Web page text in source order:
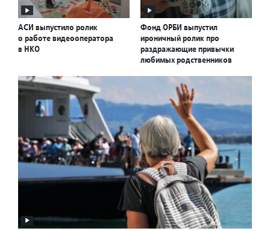
АСИ выпустило ролик
о работе видеооператора
в НКО
Фонд ОРБИ выпустил
ироничный ролик про
раздражающие привычки
любимых родственников